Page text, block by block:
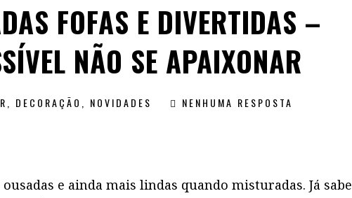
FOFAS E DIVERTIDAS –
NÃO SE APAIXONAR
DECORAÇÃO NOVIDADES NENHUMA RESPOSTA
e ainda mais lindas quando misturadas. Já sabe